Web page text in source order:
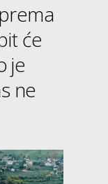
će
je
ne